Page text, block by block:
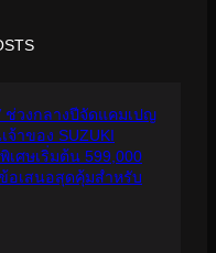
วงกลางปีจัดแคมเปญ
าของ SUZUKI
เศษเริ่มต้น 599,000
อเสนอสุดคุ้มสำหรับ